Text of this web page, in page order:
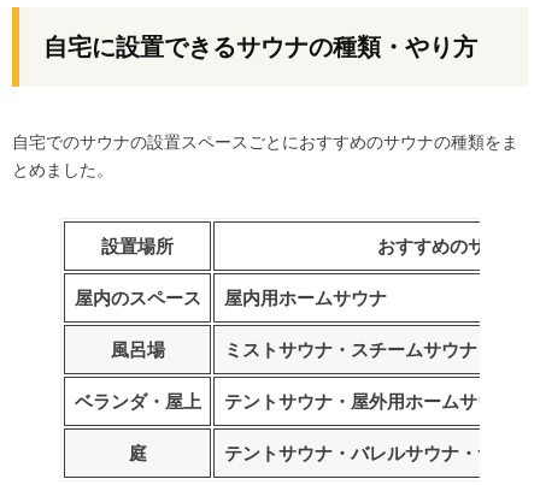
自宅に設置できるサウナの種類・やり方
自宅でのサウナの設置スペースごとにおすすめのサウナの種類をま
とめました。
設置場所 おすすめのサウナ
屋内のスペース 屋内用ホームサウナ
風呂場 ミストサウナ・ スチームサウナ
ベランダ・屋上 テントサウナ・ 屋外用ホームサウナ
庭 テントサウナ・ バレルサウナ・ サウナ